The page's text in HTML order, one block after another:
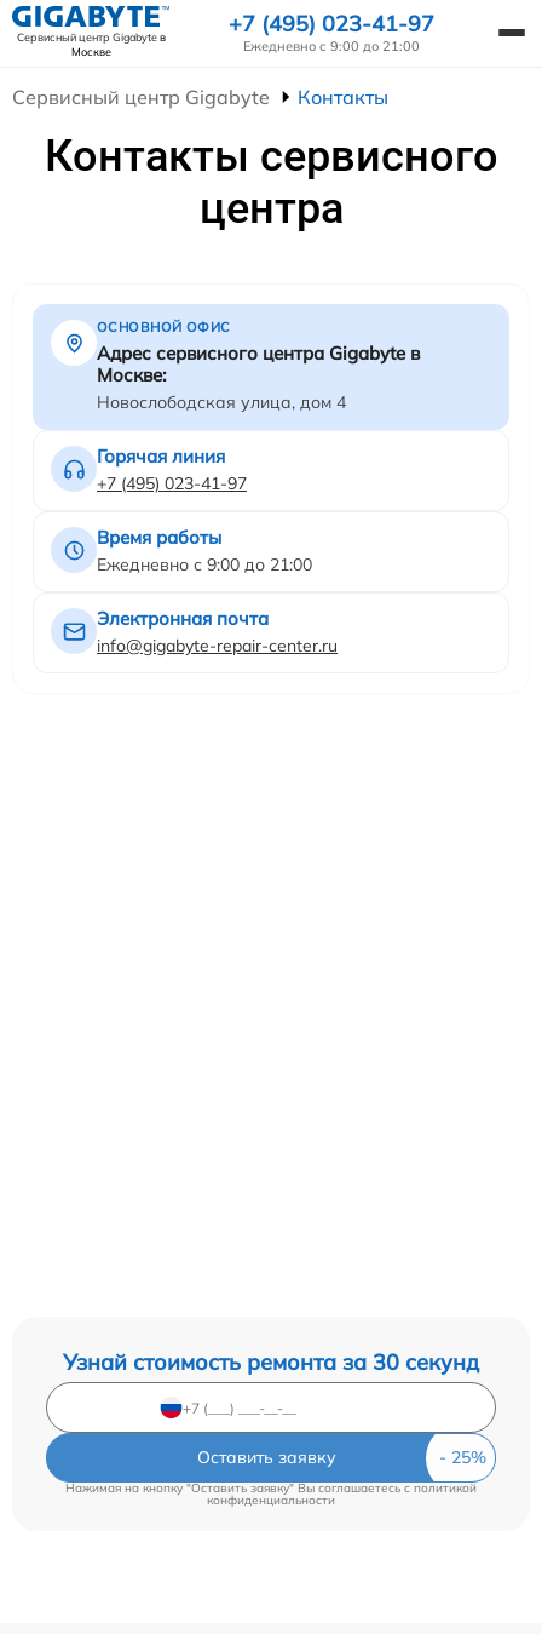
Сервисный центр Gigabyteв
Москве
+7 (495) 023-41-97
Ежедневно с 9:00 до 21:00
Сервисный центр Gigabyte Контакты
Контакты сервисного
центра
ОСНОВНОЙ ОФИС
Адрес сервисного центра Gigabyte в
Москве:
Новослободская улица, дом 4
Горячая линия
+7 (495) 023-41-97
Время работы
Ежедневно с 9:00 до 21:00
Электронная почта
info@gigabyte-repair-center.ru
Узнай стоимость ремонта за 30 секунд
Оставить заявку
Нажимая на кнопку "Оставить заявку" Вы соглашаетесь c политикой
конфиденциальности